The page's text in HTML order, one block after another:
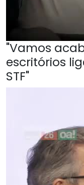
"Vamos
escritórios
STF"